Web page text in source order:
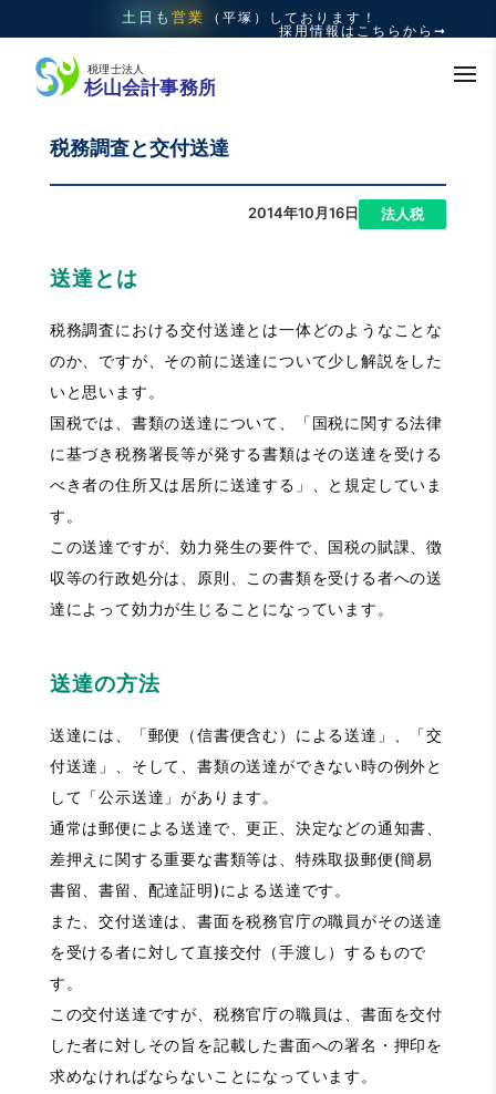
土日も 営業 （平塚）
しております！
採用情報はこちらから➞
税務調査と交付送達
2014年10月16日 法人税
送達とは
税務調査における交付送達とは一体どのようなことな
のか、ですが、その前に送達について少し解説をした
いと思います。
国税では、書類の送達について、「国税に関する法律
に基づき税務署長等が発する書類はその送達を受ける
べき者の住所又は居所に送達する」、と規定していま
す。
この送達ですが、効力発生の要件で、国税の賦課、徴
収等の行政処分は、原則、この書類を受ける者への送
達によって効力が生じることになっています。
送達の方法
送達には、「郵便（信書便含む）による送達」、「交
付送達」、そして、書類の送達ができない時の例外と
して「公示送達」があります。
通常は郵便による送達で、更正、決定などの通知書、
差押えに関する重要な書類等は、特殊取扱郵便(簡易
書留、書留、配達証明)による送達です。
また、交付送達は、書面を税務官庁の職員がその送達
を受ける者に対して直接交付（手渡し）するもので
す。
この交付送達ですが、税務官庁の職員は、書面を交付
した者に対しその旨を記載した書面への署名・押印を
求めなければならないことになっています。